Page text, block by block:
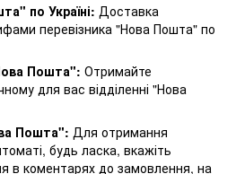
по Україні: Доставка
перевізника "Нова Пошта" по
Пошта": Отримайте
для вас відділенні "Нова
Пошта": Для отримання
будь ласка, вкажіть
в коментарях до замовлення, на